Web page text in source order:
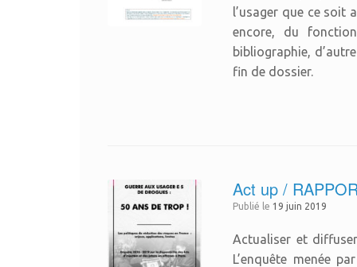
l’usager que ce soit
encore, du
bibliographie,
fin de dossier.
Act up /
Publié le 19 juin 2019
Actualiser et
L’enquête menée